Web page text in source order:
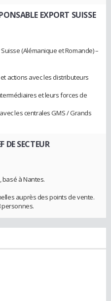
EXPORT SUISSE
(Alémanique et Romande) –
actions avec les distributeurs
et leurs forces de
les centrales GMS / Grands
DE SECTEUR
basé à Nantes.
auprès des points de vente.
personnes.